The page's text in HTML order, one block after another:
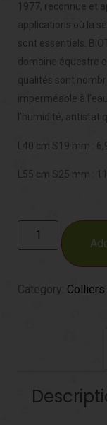
1977, reconnue et
applications où la
sont essentiels.
domaine équestre
qualités sont
imperméable à
l’humidité,
L40 cm S19 mm :
L55 cm S25 mm :
Category: Colliers